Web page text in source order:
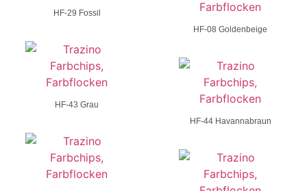
HF-29 Fossil
HF-43 Grau
HF-08 Goldenbeige
HF-44 Havannabraun